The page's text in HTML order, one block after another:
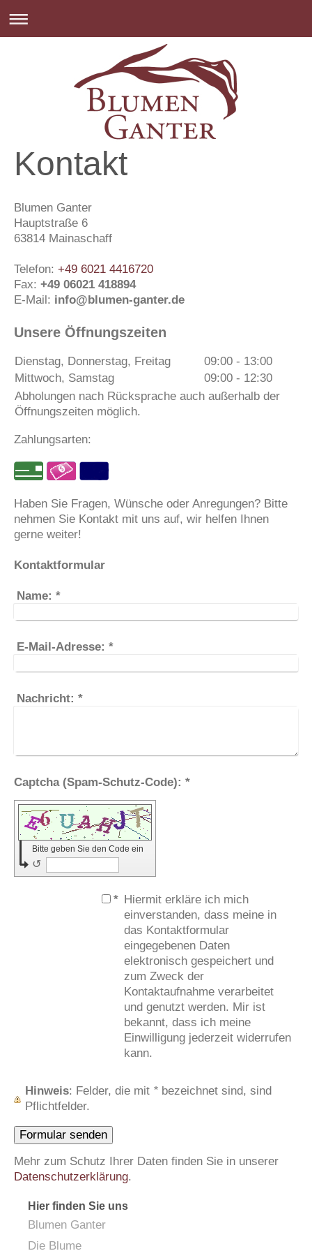
Kontakt
Blumen Ganter
Hauptstraße 6
63814 Mainaschaff
Telefon: +49 6021 4416720
Fax: +49 06021 418894
E-Mail: info@blumen-ganter.de
Unsere Öffnungszeiten
Dienstag, Donnerstag, Freitag 09:00 - 13:00
Mittwoch, Samstag
09:00 - 12:30
Abholungen nach Rücksprache auch außerhalb der
Öffnungszeiten möglich.
Zahlungsarten:
Haben Sie Fragen, Wünsche oder Anregungen? Bitte
nehmen Sie Kontakt mit uns auf, wir helfen Ihnen
gerne weiter!
Kontaktformular
Name: *
E-Mail-Adresse: *
Nachricht: *
Captcha (Spam-Schutz-Code): *
Bitte geben Sie den Code ein
↺
* Hiermit erkläre ich mich
einverstanden, dass meine in
das Kontaktformular
eingegebenen Daten
elektronisch gespeichert und
zum Zweck der
Kontaktaufnahme verarbeitet
und genutzt werden. Mir ist
bekannt, dass ich meine
Einwilligung jederzeit widerrufen
kann.
Hinweis : Felder, die mit * bezeichnet sind, sind
Pflichtfelder.
Mehr zum Schutz Ihrer Daten finden Sie in unserer
Datenschutzerklärung.
Hier finden Sie uns
Blumen Ganter
Die Blume